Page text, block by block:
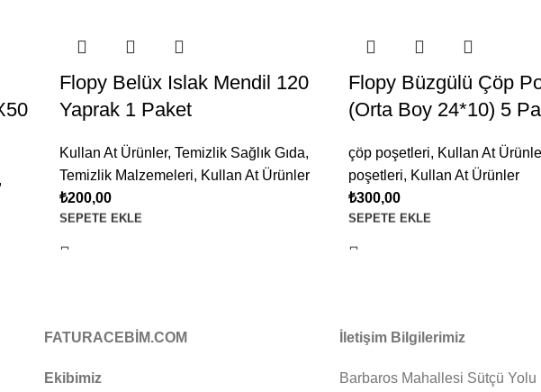
SEPETE EKLE
Flopy Belüx Islak Mendil 120
Yaprak 1 Paket
Kullan At Ürünler, Temizlik Sağlık Gıda,
Temizlik Malzemeleri, Kullan At Ürünler
₺200,00
SEPETE EKLE
Flopy Büzgülü Çöp
(Orta Boy 24*10) 5
çöp poşetleri, Kullan At
poşetleri, Kullan At Ürünler
₺300,00
FATURACEBİM.COM
Ekibimiz
İletişim Bilgilerimiz
Barbaros Mahallesi Sütçü Yolu